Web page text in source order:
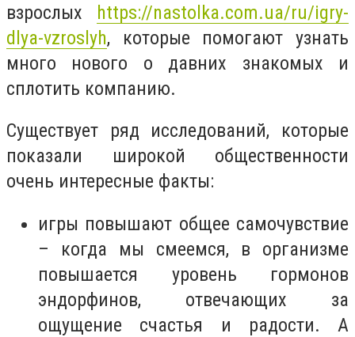
взрослых https://nastolka.com.ua/ru/igry-
dlya-vzroslyh, которые помогают узнать
много нового о давних знакомых и
сплотить компанию.
Существует ряд исследований, которые
показали широкой общественности
очень интересные факты:
игры повышают общее самочувствие
– когда мы смеемся, в организме
повышается уровень гормонов
эндорфинов, отвечающих за
ощущение счастья и радости. А